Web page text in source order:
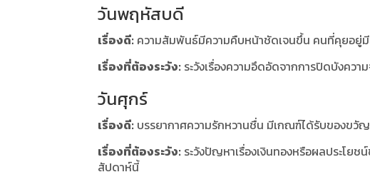
วันพฤหัสบดี
เรื่องดี: ความสัมพันธ์มีความคืบหน้าชัดเจนขึ้น คนที่คุยอยู่
เรื่องที่ต้องระวัง: ระวังเรื่องความอึดอัดจากการปิดบังคว
วันศุกร์
เรื่องดี: บรรยากาศความรักหวานชื่น มีเกณฑ์ได้รับของขวั
เรื่องที่ต้องระวัง: ระวังปัญหาเรื่องเงินทองหรือผลประโย
สัปดาห์นี้